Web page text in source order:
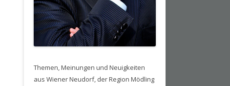
Themen, Meinungen und Neuigkeiten
aus Wiener Neudorf, der Region Mödling